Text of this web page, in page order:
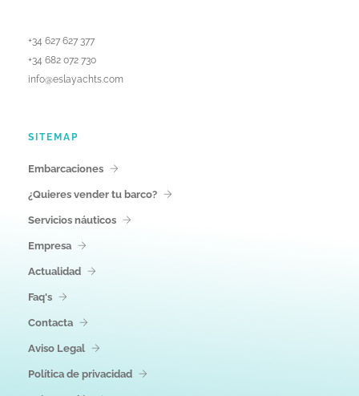
+34 627 627 377
+34 682 072 730
info@eslayachts.com
SITEMAP
Embarcaciones
¿Quieres vender tu barco?
Servicios náuticos
Empresa
Actualidad
Faq's
Contacta
Aviso Legal
Política de privacidad